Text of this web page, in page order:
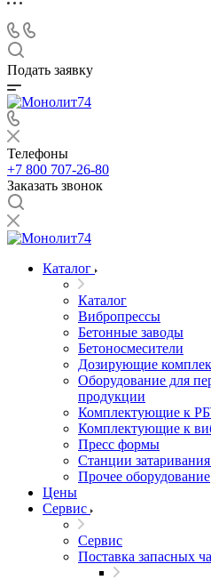
Подать заявку
Телефоны
+7 800 707-26-80
Заказать звонок
Каталог
Каталог
Вибропрессы
Бетонные заводы
Бетоносмесители
Дозирующие
Оборудование для
продукции
Комплектующие к
Комплектующие к
Пресс формы
Станции
Прочее оборудование
Цены
Сервис
Сервис
Поставка запасных